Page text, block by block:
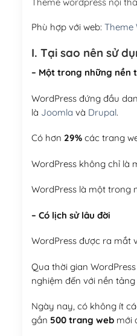
Theme wordpress nội
Phù hợp với web: Theme
I. Tại sao nên sử
– Một trong những nền
WordPress đứng đầu
là Joomla và Drupal.
Có hơn 29%các trang
WordPress không chỉ là
WordPress là một trong
– Có lịch sử lâu đời
WordPress được ra mắt
Qua thời gian
nghiệm đến với nền tảng
Ngày nay, có không ít
gần 500 trang webmới